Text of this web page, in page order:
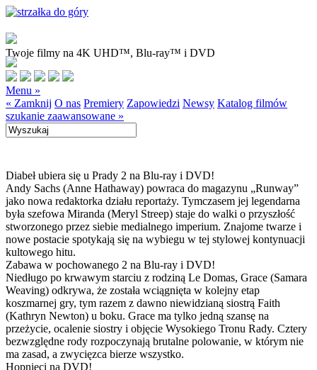
Twoje filmy na 4K UHD™, Blu-ray™ i DVD
Menu »
« Zamknij O nas Premiery Zapowiedzi Newsy Katalog filmów
szukanie zaawansowane »
Diabeł ubiera się u Prady 2 na Blu-ray i DVD!
Andy Sachs (Anne Hathaway) powraca do magazynu „Runway”
jako nowa redaktorka działu reportaży. Tymczasem jej legendarna
była szefowa Miranda (Meryl Streep) staje do walki o przyszłość
stworzonego przez siebie medialnego imperium. Znajome twarze i
nowe postacie spotykają się na wybiegu w tej stylowej kontynuacji
kultowego hitu.
Zabawa w pochowanego 2 na Blu-ray i DVD!
Niedługo po krwawym starciu z rodziną Le Domas, Grace (Samara
Weaving) odkrywa, że została wciągnięta w kolejny etap
koszmarnej gry, tym razem z dawno niewidzianą siostrą Faith
(Kathryn Newton) u boku. Grace ma tylko jedną szansę na
przeżycie, ocalenie siostry i objęcie Wysokiego Tronu Rady. Cztery
bezwzględne rody rozpoczynają brutalne polowanie, w którym nie
ma zasad, a zwycięzca bierze wszystko.
Hopnięci na DVD!